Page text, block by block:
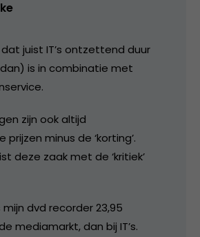
dat juist IT’s ontzettend duur
is in combinatie met
zijn ook altijd
minus de ‘korting’.
deze zaak met de ‘kritiek’
dvd recorder 23,95
mediamarkt, dan bij IT’s.